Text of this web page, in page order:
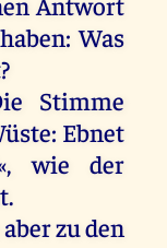
haben:Was
?
Stimme
: Ebnet
wie
der
.
aberzuden